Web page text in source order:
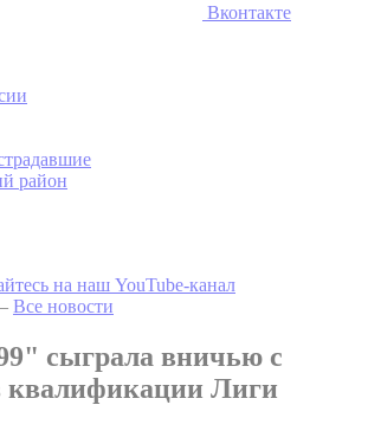
Вконтакте
район
на наш YouTube-канал
Все новости
сыграла вничью с
Лиги